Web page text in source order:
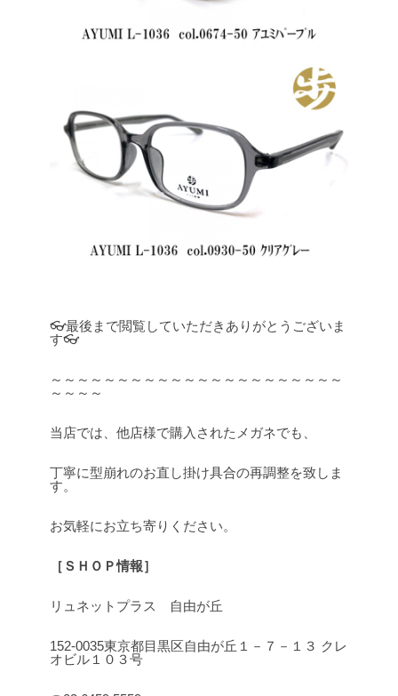
👓最後まで閲覧していただきありがとうございま
す👓
～～～～～～～～～～～～～～～～～～～～～～
～～～～
当店では、他店様で購入されたメガネでも、
丁寧に型崩れのお直し掛け具合の再調整を致しま
す。
お気軽にお立ち寄りください。
［ＳＨＯＰ情報］
リュネットプラス 自由が丘
152-0035東京都目黒区自由が丘１－７－１３ クレ
オビル１０３号